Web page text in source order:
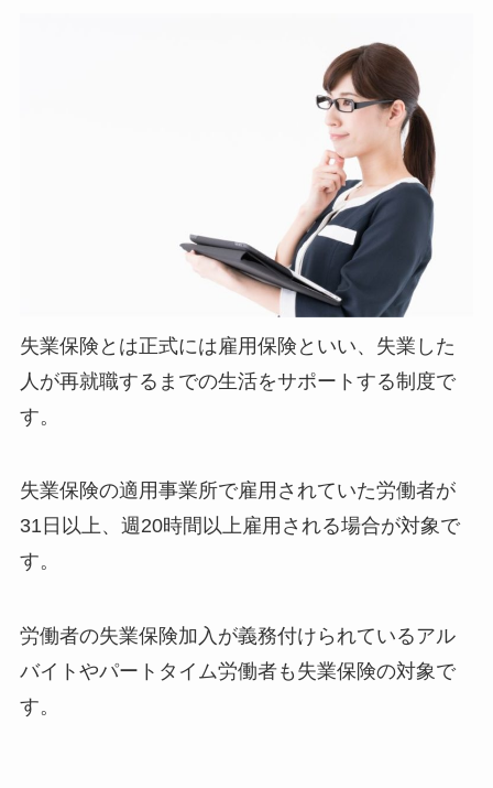
失業保険とは正式には雇用保険といい、失業した
人が再就職するまでの生活をサポートする制度で
す。
失業保険の適用事業所で雇用されていた労働者が
31日以上、週20時間以上雇用される場合が対象で
す。
労働者の失業保険加入が義務付けられているアル
バイトやパートタイム労働者も失業保険の対象で
す。